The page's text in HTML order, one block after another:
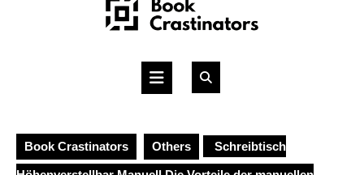
Open
Book Crastinators Others Schreibtisch